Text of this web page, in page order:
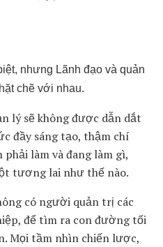
nhưng Lãnh đạo và quản
chẽ với nhau.
lý sẽ không được dẫn dắt
đầy sáng tạo, thậm chí
làm và đang làm gì,
tương lai như thế nào.
có người quản trị các
để tìm ra con đường tối
Mọi tầm nhìn chiến lược,